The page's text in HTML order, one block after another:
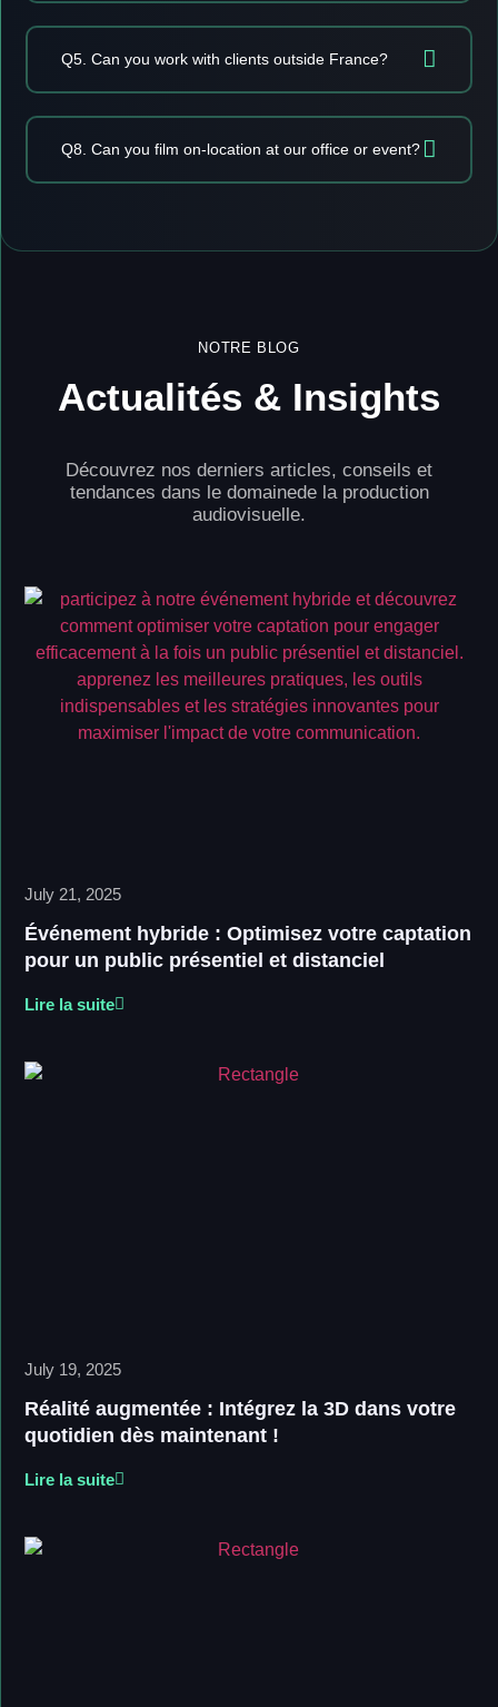
Q5. Can you work with clients outside France?
Q8. Can you film on-location at our office or event?
NOTRE BLOG
Actualités & Insights
Découvrez nos derniers articles, conseils et
tendances dans le domainede la production
audiovisuelle.
July 21, 2025
Événement hybride : Optimisez votre captation
pour un public présentiel et distanciel
Lire la suite
July 19, 2025
Réalité augmentée : Intégrez la 3D dans votre
quotidien dès maintenant !
Lire la suite